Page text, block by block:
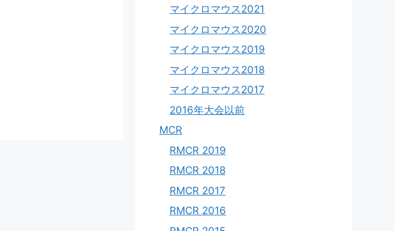
マイクロマウス2021
マイクロマウス2020
マイクロマウス2019
マイクロマウス2018
マイクロマウス2017
2016年大会以前
MCR
RMCR 2019
RMCR 2018
RMCR 2017
RMCR 2016